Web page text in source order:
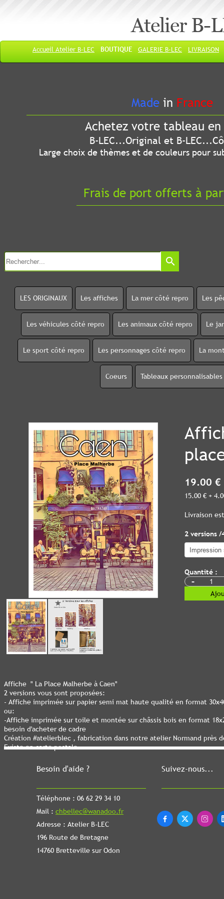
Atelier B-
Accueil Atelier B-LEC BOUTIQUE GALERIE B-LEC LIVRAISON
Besoin d'aide ?
Téléphone : 06 62 29 34 10
Mail : chbellec@wanadoo.fr
Adresse : Atelier B-LEC
196 Route de Bretagne
14760 Bretteville sur Odon
Suivez-nous...
  
Made in France
Achetez votre tableau
B-LEC...Original et B-
Large choix de thèmes et de couleurs pour
Frais de port offerts à
search
LES ORIGINAUX Les affiches La mer côté repro Les
Les véhicules côté repro Les animaux côté repro Le
Le sport côté repro Les personnages côté repro La
Coeurs Tableaux personnalisables
19.00 €
15.00 € +
Livraison
2 versions
Quantité :
-
Affiche " La Place Malherbe à Caen"
2 versions vous sont proposées:
- Affiche imprimée sur papier semi mat haute qualité en format
ou:
-Affiche imprimée sur toile et montée sur châssis bois en format
besoin d'acheter de cadre
Création #atelierblec , fabrication dans notre atelier Normand près
Existe en carte postale